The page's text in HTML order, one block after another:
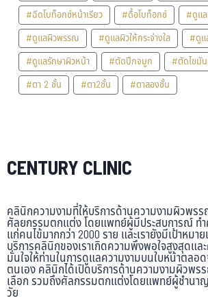
#ฉีดโบท็อกซ์หน้าเรียว
#ดื้อโบท็อกซ์
#ดูแ
#ดูแลผิวพรรณ
#ดูแลผิวให้กระจ่างใส
#ดูแ
#ดูแลรักษาผิวหน้า
#ตัดปีกจมูก
#ตัดไขมั
#ตา 2 ชั้น
#ตา2ชั้น #ตาสองชั้น
CENTURY CLINIC
คลินิกความงามที่ให้บริการด้านความงามผิวพรร
ศัลยกรรมตกแต่ง โดยแพทย์ผู้มีประสบการณ์ ท
แก่คนไข้มากกว่า 2000 ราย และเรายังมีเป้าหมา
บริการคลินิกของเราเกิดความพึงพอใจสูงสุดแล
มั่นใจให้ท่านในการดูแลความงามบนใบหน้าตลอ
ตนเอง คลินิกได้เปิดบริการด้านความงามผิวพร
เลือก รวมถึงศัลกรรมตกแต่งโดยแพทย์ผู้ชำนา
วัย